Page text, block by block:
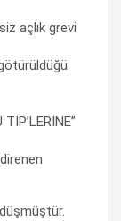
açlık grevi